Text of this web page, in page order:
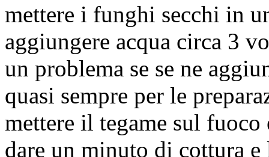
mettere i funghi secchi in
aggiungere acqua circa 3
un problema se se ne
quasi sempre per le
mettere il tegame sul
dare un minuto di cottura